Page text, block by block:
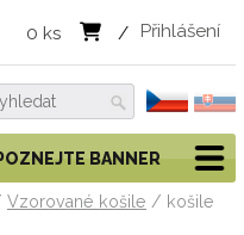
Přihlášení
0 ks /
BANNER
Vzorované košile / košile